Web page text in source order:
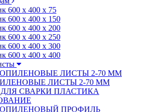
600 х 400 х 75
600 х 400 х 150
600 х 400 х 200
600 х 400 х 250
600 х 400 х 300
600 х 400 х 400
ЛИСТЫ 2-70 ММ
ЛИСТЫ 2-70 ММ
СВАРКИ ПЛАСТИКА
ПРОФИЛЬ